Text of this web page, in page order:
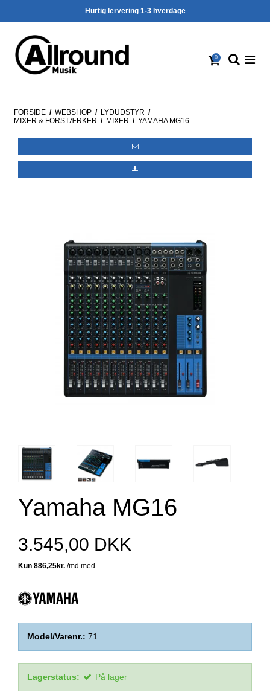
Hurtig lervering 1-3 hverdage
0
FORSIDE / WEBSHOP / LYDUDSTYR /
MIXER & FORSTÆRKER / MIXER / YAMAHA MG16
Yamaha MG16
3.545,00 DKK
Model/Varenr.: 71
Lagerstatus: På lager